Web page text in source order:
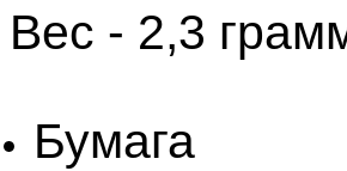
​Вес - 2,3
Бумага